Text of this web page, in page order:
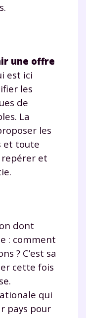
une offre
est ici
les
de
La
les
et toute
et
dont
: comment
? C’est sa
cette fois
qui
pays pour
votre
?